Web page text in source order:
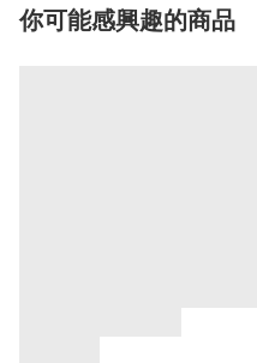
你可能感興趣的商品